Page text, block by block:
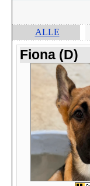
ALLE
Fiona (D)